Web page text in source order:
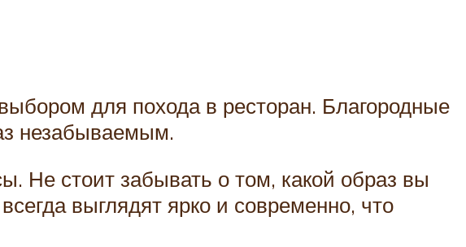
для похода в ресторан. Благородные
незабываемым.
Не стоит забывать о том, какой образ вы
выглядят ярко и современно, что